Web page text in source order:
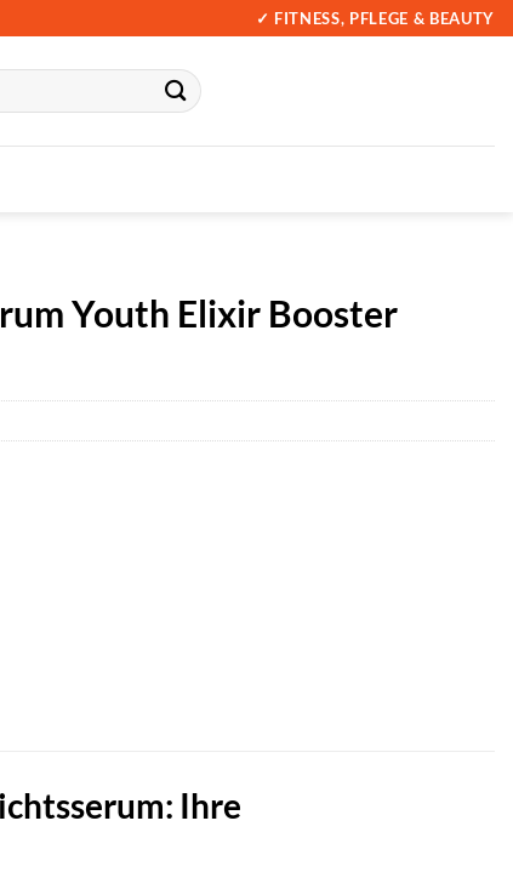
✓ FITNESS, PFLEGE & BEAUTY
Youth Elixir Booster
Ihre